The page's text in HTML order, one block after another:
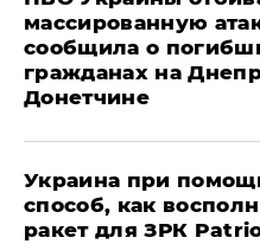
массированную
сообщила о
гражданах на
Донетчине
Украина при
способ, как
ракет для ЗРК